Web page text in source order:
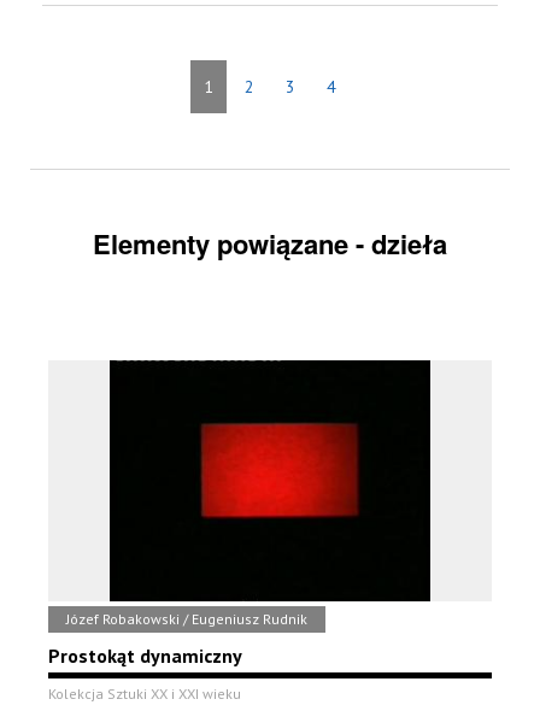
1 2 3 4
Elementy powiązane - dzieła
Józef Robakowski / Eugeniusz Rudnik
Prostokąt dynamiczny
Kolekcja Sztuki XX i XXI wieku